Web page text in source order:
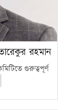
রহমান
গুরুত্বপূর্ণ